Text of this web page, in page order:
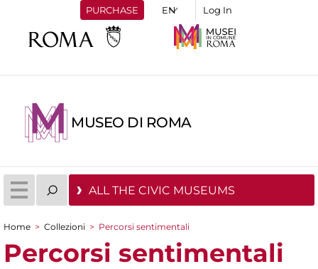
PURCHASE Log In
MUSEO DI ROMA
ALL THE CIVIC MUSEUMS
You are here
Home > Collezioni > Percorsi sentimentali
Percorsi sentimentali